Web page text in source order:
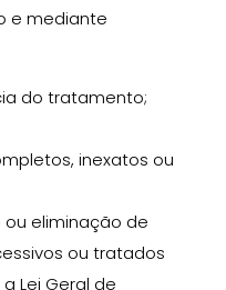
e mediante
do tratamento;
inexatos ou
ou eliminação de
ou tratados
Lei Geral de